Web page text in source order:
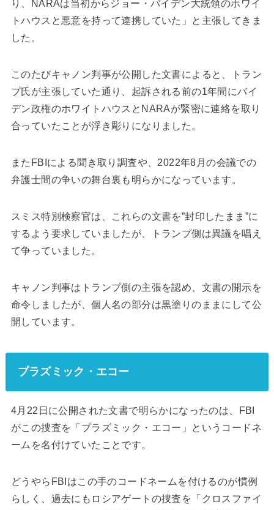
り、NARAは当初からジョー・バイデン大統領のホワイ
トハウスと悪意を持って連携していた」と主張してきま
した。
このたびキャノン判事が公開した文書によると、トラン
プ氏が主張していた通り、起訴される前の1年間にバイ
デン政権のホワイトハウスとNARAが緊密に連絡を取り
合っていたことが浮き彫りになりました。
またFBIによる聞き取り調査や、2022年8月の会議での
弁護士間の争いの舞台裏も明らかになっています。
スミス特別検察官は、これらの文書を”封印したまま”に
するよう要求していましたが、トランプ側は異議を唱え
て争っていました。
キャノン判事はトランプ側の主張を認め、文書の開示を
命令しましたが、個人名の部分は黒塗りのままにして公
開しています。
プラズミック・エコー
4月22日に公開された文書で明らかになったのは、FBI
がこの捜査を「プラズミック・エコー」というコードネ
ームを名付けていたことです。
どうやらFBIはこの手のコードネームを付けるのが慣例
らしく、過去にもロシアゲートの捜査を「クロスファイ